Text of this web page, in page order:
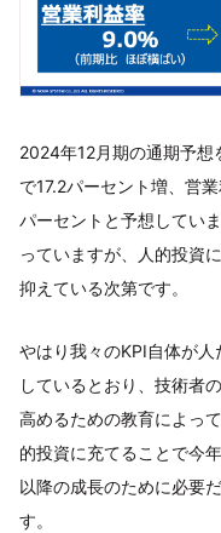
2024年12月期の通期予
で17.2パーセント増、営
パーセントと予想してい
っていますが、人的投資
抑えている次第です。
やはり我々のKPI自体が
しているとおり、技術者
高めるための教育によっ
的投資に充てることで今
以降の成長のために必要
す。